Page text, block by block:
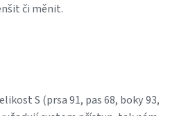
či měnit.
S (prsa 91, pas 68, boky 93,